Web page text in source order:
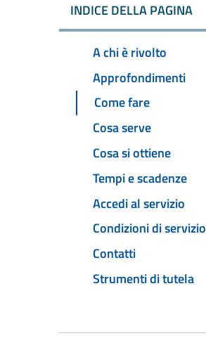
INDICE DELLA PAGINA
A chi è rivolto
Approfondimenti
Come fare
Cosa serve
Cosa si ottiene
Tempi e scadenze
Accedi al servizio
Condizioni di servizio
Contatti
Strumenti di tutela